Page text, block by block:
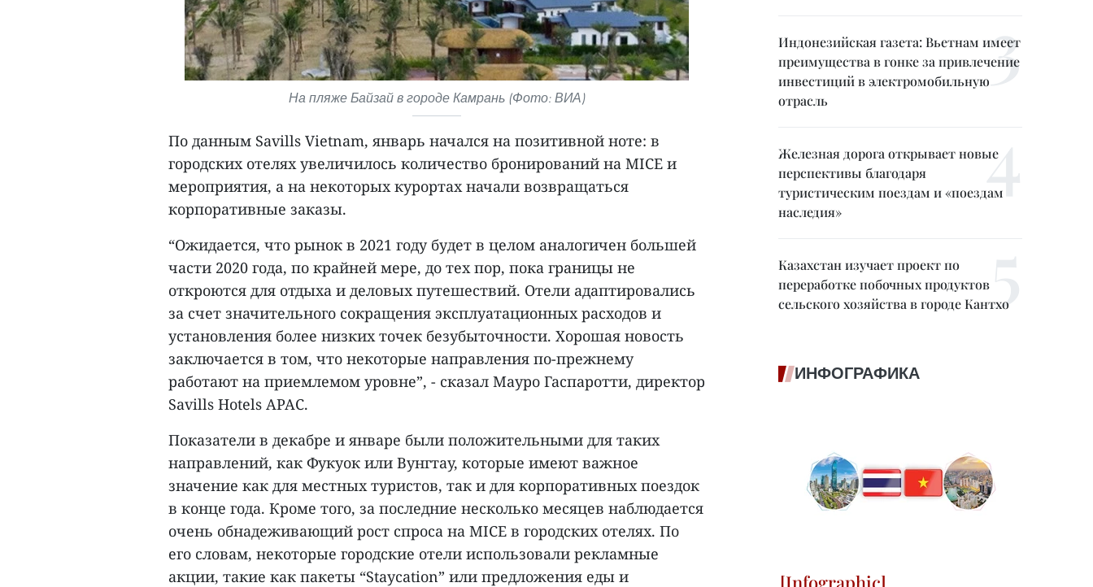
На пляже Байзай в городе Камрань (Фото: ВИА)
По данным Savills Vietnam, январь начался на позитивной ноте: в
городских отелях увеличилось количество бронирований на MICE и
мероприятия, а на некоторых курортах начали возвращаться
корпоративные заказы.
“Ожидается, что рынок в 2021 году будет в целом аналогичен большей
части 2020 года, по крайней мере, до тех пор, пока границы не
откроются для отдыха и деловых путешествий. Отели адаптировались
за счет значительного сокращения эксплуатационных расходов и
установления более низких точек безубыточности. Хорошая новость
заключается в том, что некоторые направления по-прежнему
работают на приемлемом уровне”, - сказал Мауро Гаспаротти, директор
Savills Hotels APAC.
Показатели в декабре и январе были положительными для таких
направлений, как Фукуок или Вунгтау, которые имеют важное
значение как для местных туристов, так и для корпоративных поездок
в конце года. Кроме того, за последние несколько месяцев наблюдается
очень обнадеживающий рост спроса на MICE в городских отелях. По
его словам, некоторые городские отели использовали рекламные
акции, такие как пакеты “Staycation” или предложения еды и
Индонезийская газета: Вьетнам имеет
преимущества в гонке за привлечение
инвестиций в электромобильную
отрасль
Железная дорога открывает новые
перспективы благодаря
туристическим поездам и «поездам
наследия»
Казахстан изучает проект по
переработке побочных продуктов
сельского хозяйства в городе Кантхо
ИНФОГРАФИКА